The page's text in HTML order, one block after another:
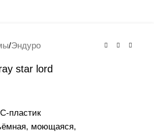
/Эндуро
star lord
пластик
моющаяся,